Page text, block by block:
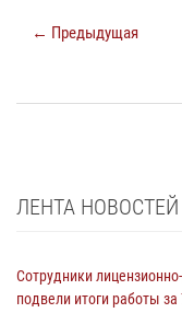
← Предыдущая
ЛЕНТА НОВОСТЕЙ
Сотрудники
подвели итоги работы